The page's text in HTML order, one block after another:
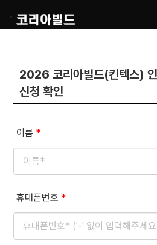
Skip
2026 코리아빌드(킨텍스)
신청 확인
이름 *
휴대폰번호 *
.